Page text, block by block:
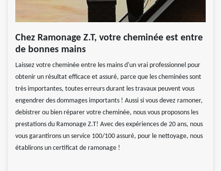
Chez Ramonage Z.T, votre cheminée est entre
de bonnes mains
Laissez votre cheminée entre les mains d'un vrai professionnel pour
obtenir un résultat efficace et assuré, parce que les cheminées sont
très importantes, toutes erreurs durant les travaux peuvent vous
engendrer des dommages importants ! Aussi si vous devez ramoner,
debistrer ou bien réparer votre cheminée, nous vous proposons les
prestations du Ramonage Z.T! Avec des expériences de 20 ans, nous
vous garantirons un service 100/100 assuré, pour le nettoyage, nous
établirons un certificat de ramonage !